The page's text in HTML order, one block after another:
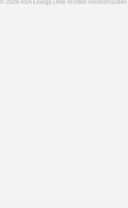
© 2026 ASA Energy | Alle rechten voorbehouden |